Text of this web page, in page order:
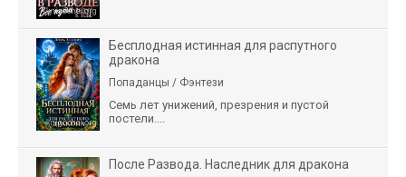
Бесплодная истинная для распутного
дракона
Попаданцы / Фэнтези
Семь лет унижений, презрения и пустой
постели....
После Развода. Наследник для дракона